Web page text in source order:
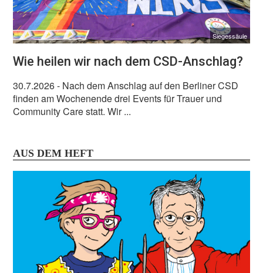
Siegessäule
Wie heilen wir nach dem CSD-Anschlag?
30.7.2026- Nach dem Anschlag auf den Berliner CSD
finden am Wochenende drei Events für Trauer und
Community Care statt. Wir ...
AUS DEM HEFT